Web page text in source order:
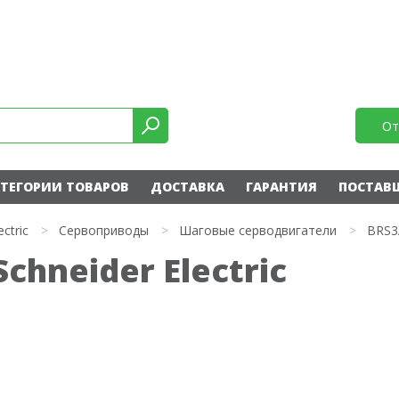
ТОВАРОВ ДОСТАВКА ГАРАНТИЯ
> Сервоприводы > Шаговые серводвигатели >
Electric